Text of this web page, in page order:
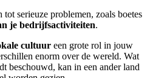
serieuze problemen, zoals boetes
je bedrijfsactiviteiten.
cultuur een grote rol in jouw
enorm over de wereld. Wat
beschouwd, kan in een ander land